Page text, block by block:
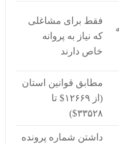
فقط برای مشاغلی
که نیاز به پروانه
خاص دارند
مطابق قوانین استان
(از ۱۲۶۶۹$ تا
۳۳۵۲۸$)
داشتن شماره پرونده